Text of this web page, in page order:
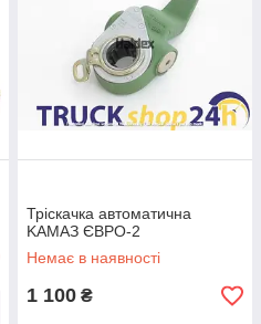
Тріскачка автоматична
KAMAЗ ЄВРО-2
Немає в наявності
1 100 ₴